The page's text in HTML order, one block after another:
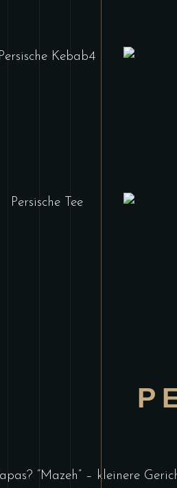
“Mazeh” – kleinere